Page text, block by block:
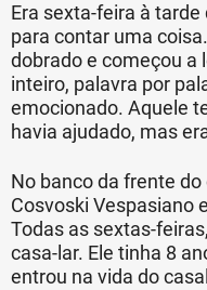
Era sexta-feira à
para contar uma
dobrado e começou a
inteiro, palavra por
emocionado. Aquele
havia ajudado, mas
No banco da frente
Cosvoski Vespasiano
Todas as sextas-
casa-lar. Ele tinha 8
entrou na vida do